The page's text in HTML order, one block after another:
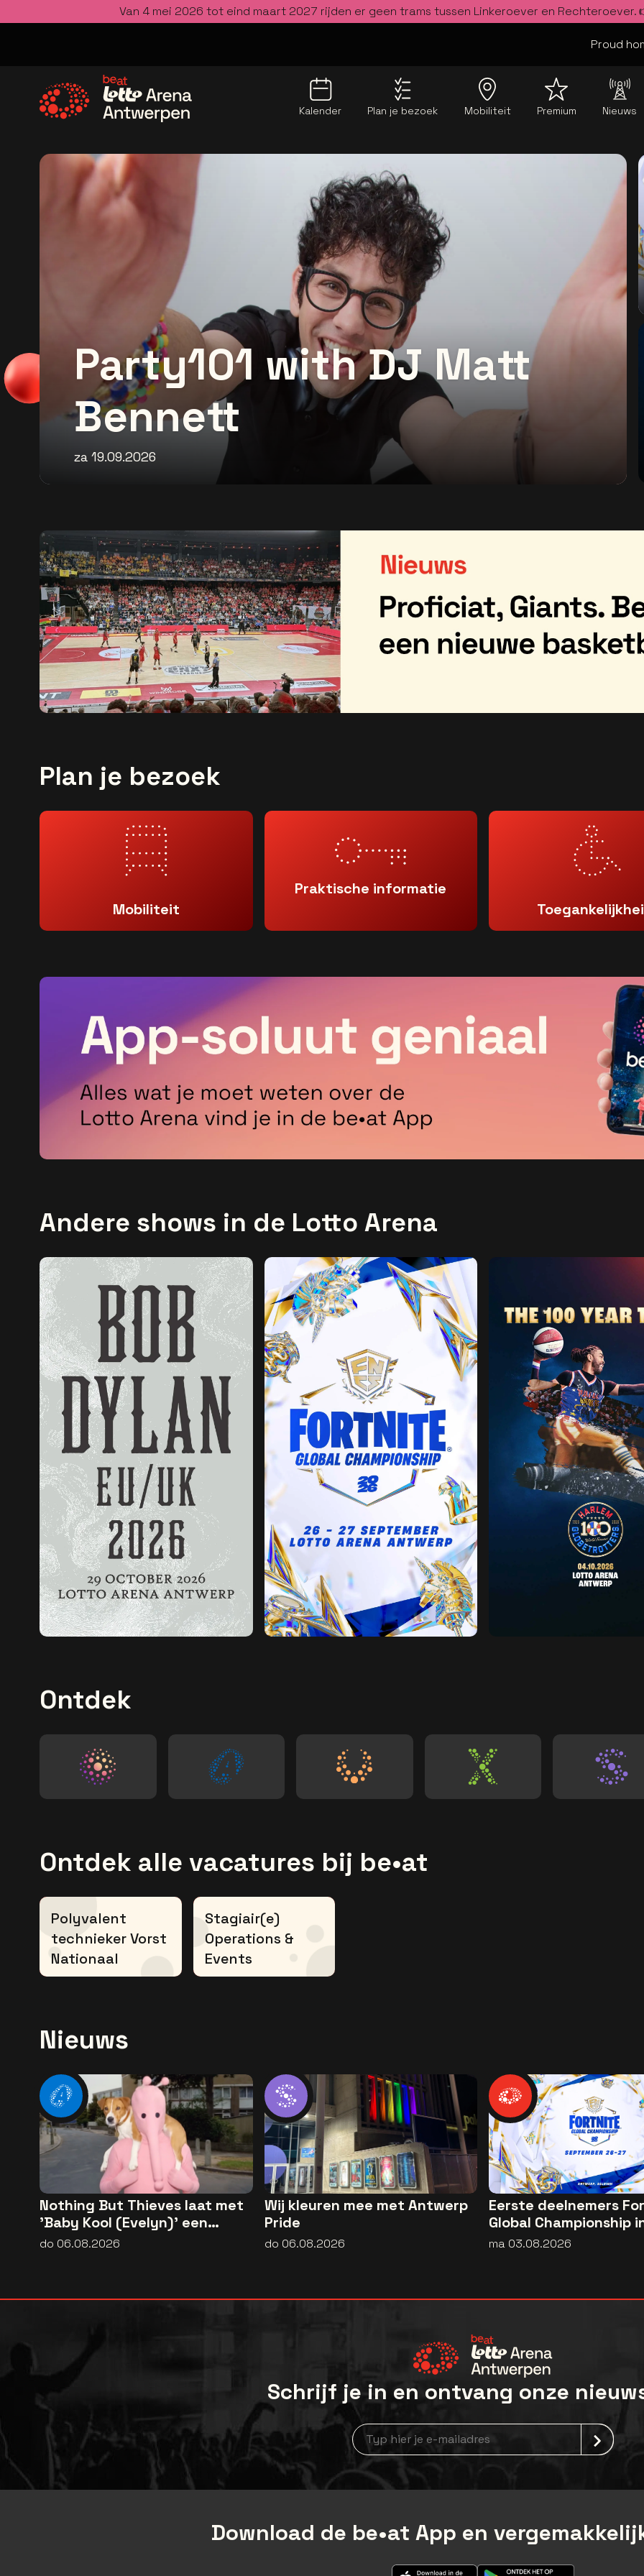
Van 4 mei 2026 tot eind maart 2027 rijden er geen trams tussen Linkeroever en Rechteroever.
Proud
Kalender Plan je bezoek Mobiliteit Premium Nieuws
Party101 with DJ Matt
Bennett
za 19.09.2026
Plan je bezoek
Mobiliteit
Praktische informatie
Andere shows in de Lotto Arena
Ontdek
Ga naar de website van be•at ticketsGa naar de website van AFAS DomeGa naar de website van Vorst Nationaal
Ga naar de website van Ga
Ontdek alle vacatures bij be•at
Polyvalent
technieker Vorst
Nationaal
Stagiair(e)
Operations &
Events
Nieuws
Nothing But Thieves laat met
'Baby Kool (Evelyn)' een
andere kant van zich horen
do 06.08.2026
Wij kleuren mee met Antwerp
Pride
do 06.08.2026
Eerste deelnemers
Global Championship
Arena zijn bekend
ma 03.08.2026
Schrijf je in en ontvang onze
Nieuwsbrief aanmelding
Download de be•at App en